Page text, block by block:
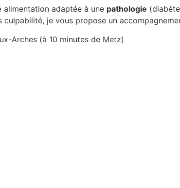
alimentation adaptée à une pathologie
je vous propose un
Arches (à 10 minutes de Metz)